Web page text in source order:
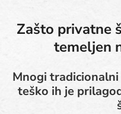
Zašto privatne
temeljen
Mnogi
teško ih je